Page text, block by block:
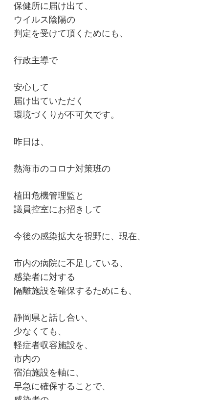
保健所に届け出て、
ウイルス陰陽の
判定を受けて頂くためにも、
行政主導で
安心して
届け出ていただく
環境づくりが不可欠です。
昨日は、
熱海市のコロナ対策班の
植田危機管理監と
議員控室にお招きして
今後の感染拡大を視野に、現在、
市内の病院に不足している、
感染者に対する
隔離施設を確保するためにも、
静岡県と話し合い、
少なくても、
軽症者収容施設を、
市内の
宿泊施設を軸に、
早急に確保することで、